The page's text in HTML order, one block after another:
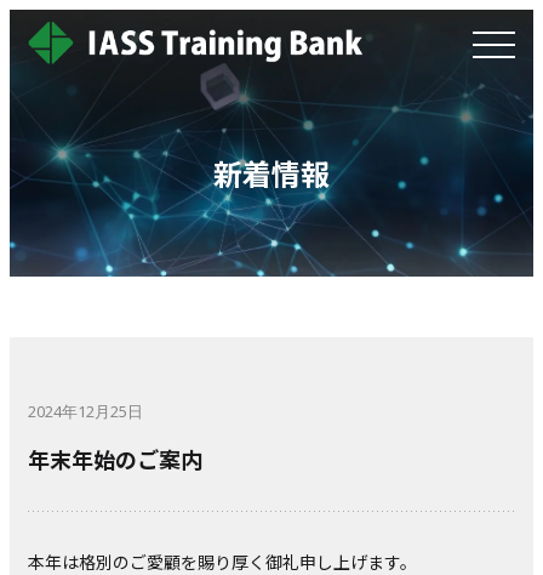
新着情報
2024年12月25日
年末年始のご案内
本年は格別のご愛顧を賜り厚く御礼申し上げます。